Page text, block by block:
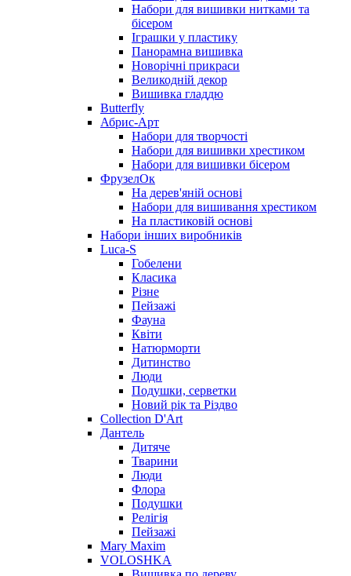
Набори для вишивки нитками та
бісером
Іграшки у пластику
Панорамна вишивка
Новорічні прикраси
Великодній декор
Вишивка гладдю
Butterfly
Абрис-Арт
Набори для творчості
Набори для вишивки хрестиком
Набори для вишивки бісером
ФрузелОк
На дерев'яній основі
Набори для вишивання хрестиком
На пластиковій основі
Набори інших виробників
Luca-S
Гобелени
Класика
Різне
Пейзажі
Фауна
Квіти
Натюрморти
Дитинство
Люди
Подушки, серветки
Новий рік та Різдво
Collection D'Art
Дантель
Дитяче
Тварини
Люди
Флора
Подушки
Релігія
Пейзажі
Mary Maxim
VOLOSHKA